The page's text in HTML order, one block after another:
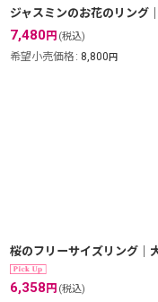
7,480円 (税込)
希望小売価格 : 8,800円
6,358 円 (税込)